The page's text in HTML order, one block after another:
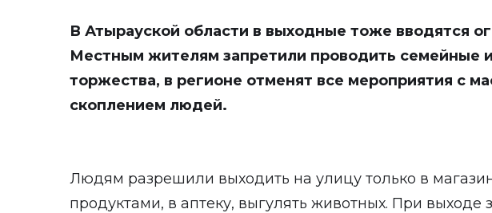
В Атырауской области в выходные тоже вводятся
Местным жителям запретили проводить семейные
торжества, в регионе отменят все мероприятия с
скоплением людей.
Людям разрешили выходить на улицу только в
продуктами, в аптеку, выгулять животных. При выходе